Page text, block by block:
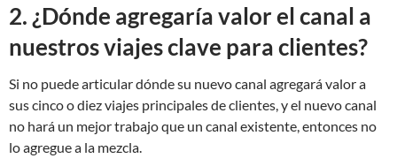
2. ¿Dónde agregaría valor el canal a
nuestros viajes clave para clientes?
Si no puede articular dónde su nuevo canal agregará valor a
sus cinco o diez viajes principales de clientes, y el nuevo canal
no hará un mejor trabajo que un canal existente, entonces no
lo agregue a la mezcla.